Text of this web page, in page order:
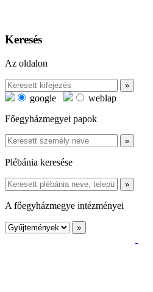
Keresés
Az oldalon
google
weblap
Főegyházmegyei papok
Plébánia keresése
A főegyházmegye intézményei